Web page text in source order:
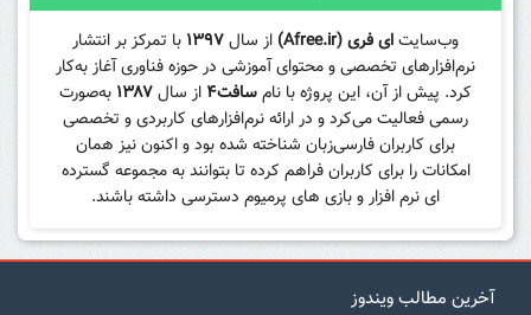
وب‌سایتای فری (Afree.ir) از سال۱۳۹۷ با تمرکز بر انتشار
نرم‌افزارهای تخصصی و محتوای آموزشی در حوزه فناوری آغاز به‌کار
کرد. پیش از آن، این پروژه با نامسافت۴ از سال۱۳۸۷ به‌صورت
رسمی فعالیت می‌کرد و در ارائه نرم‌افزارهای کاربردی و تخصصی
برای کاربران فارسی‌زبان شناخته شده بود و اکنون نیز همان
امکانات را برای کاربران فراهم کرده تا بتوانند به مجموعه گسترده
ای نرم افزار و بازی های پرمیوم دسترسی داشته باشند.
آخرین مطالب ویندوز